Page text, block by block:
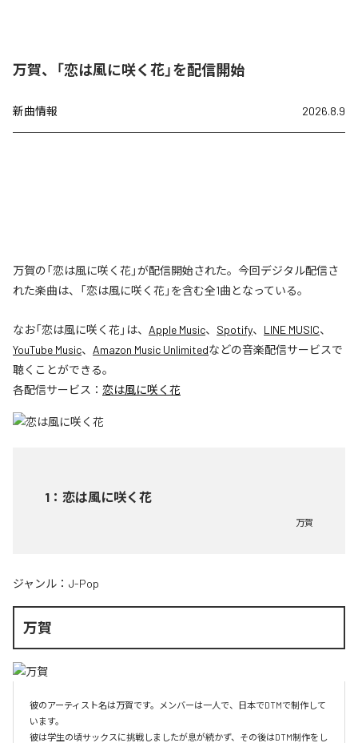
万賀、「恋は風に咲く花」を配信開始
新曲情報 2026.8.9
万賀の「恋は風に咲く花」が配信開始された。今回デジタル配信さ
れた楽曲は、「恋は風に咲く花」を含む全1曲となっている。
なお「恋は風に咲く花」は、 Apple Music、 Spotify、 LINE MUSIC、
YouTube Music、 Amazon Music Unlimitedなどの音楽配信サービスで
聴くことができる。
各配信サービス： 恋は風に咲く花
1 ： 恋は風に咲く花
万賀
ジャンル： J-Pop
万賀
彼のアーティスト名は万賀です。メンバーは一人で、日本でDTMで制作して
います。
彼は学生の頃サックスに挑戦しましたが息が続かず、その後はDTM制作をし